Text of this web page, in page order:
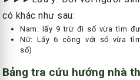
có khác như sau:
Nam: lấy 9 trừ đi số vừa tìm
Nữ: Lấy 6 công với số vừa
số)
Bảng tra cứu hướng nhà